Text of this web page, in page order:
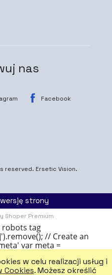
w celu realizacji usług i
Cookies. Możesz określić
nas
Facebook
reserved. Ersetic Vision.
strony
Shoper Premium
robots tag
// Create an
var meta =
meta.name = 'robots';
meta element, with the